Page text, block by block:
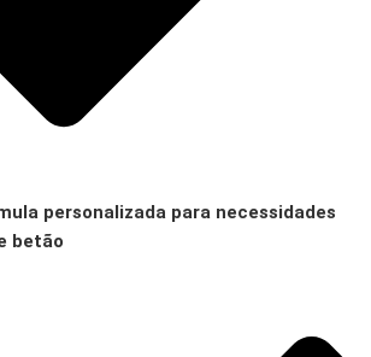
personalizada para necessidades
betão